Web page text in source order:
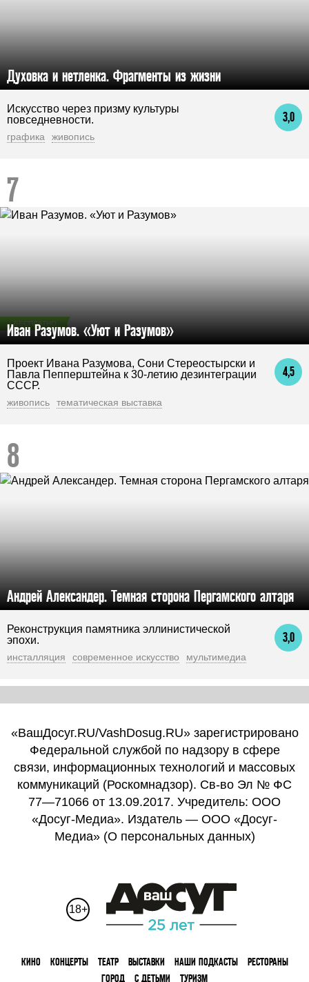
Духовка и нетленка. Фрагменты из жизни
3,0
Искусство через призму культуры
повседневности.
графика живопись
БЕСПЛАТНО
Иван Разумов. «Уют и Разумов»
4,5
Проект Ивана Разумова, Сони Стереостырски и
Павла Пепперштейна к 30-летию дезинтеграции
СССР.
живопись тематическая выставка
Андрей Александер. Темная сторона Пергамского алтаря
3,0
Реконструкция памятника эллинистической
эпохи.
инсталляция современное искусство мультимедиа
«ВашДосуг.RU/VashDosug.RU» зарегистрировано
Федеральной службой по надзору в сфере
связи, информационных технологий и массовых
коммуникаций (Роскомнадзор). Св-во Эл № ФС
77—71066 от 13.09.2017. Учредитель: ООО
«Досуг-Медиа». Издатель — ООО «Досуг-
Медиа» (О персональных данных)
18+
КИНО КОНЦЕРТЫ ТЕАТР ВЫСТАВКИ НАШИ ПОДКАСТЫ
РЕСТОРАНЫ
ГОРОД
С ДЕТЬМИ ТУРИЗМ